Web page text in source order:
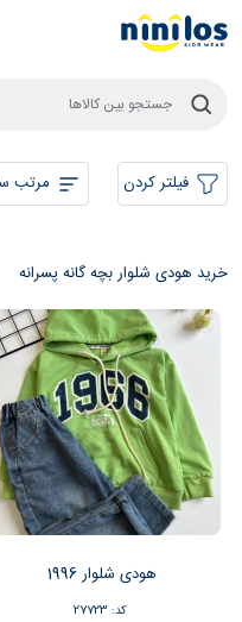
فیلتر کردن مرتب
خرید هودی شلوار بچه گانه پسرانه
هودی شلوار 1996
کد: 27723